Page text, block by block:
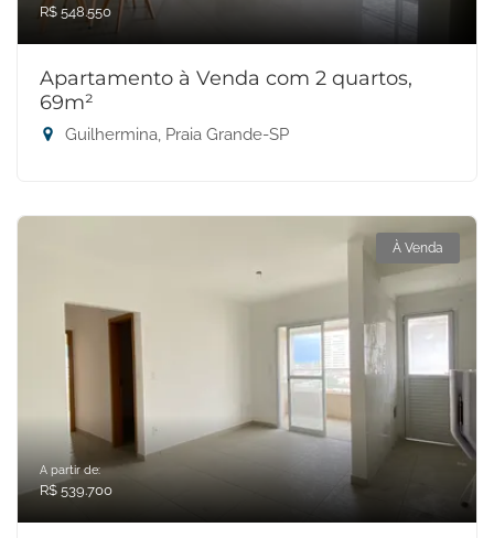
R$ 548.550
Apartamento à Venda com 2 quartos,
69m²
Guilhermina, Praia Grande-SP
À Venda
A partir de:
R$ 539.700